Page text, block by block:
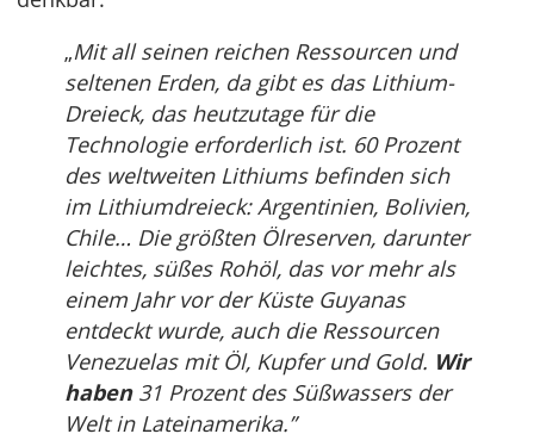
„Mit all seinen reichen Ressourcen und
seltenen Erden, da gibt es das Lithium-
Dreieck, das heutzutage für die
Technologie erforderlich ist. 60 Prozent
des weltweiten Lithiums befinden sich
im Lithiumdreieck: Argentinien, Bolivien,
Chile… Die größten Ölreserven, darunter
leichtes, süßes Rohöl, das vor mehr als
einem Jahr vor der Küste Guyanas
entdeckt wurde, auch die Ressourcen
Venezuelas mit Öl, Kupfer und Gold. Wir
haben31 Prozent des Süßwassers der
Welt in Lateinamerika.”